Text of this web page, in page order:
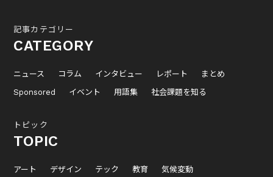
記事カテゴリー
CATEGORY
ニュース コラム インタビュー レポート
まとめ
Sponsored
イベント 用語集 社会課題を知る
トピック
TOPIC
アート デザイン テック 教育
気候変動